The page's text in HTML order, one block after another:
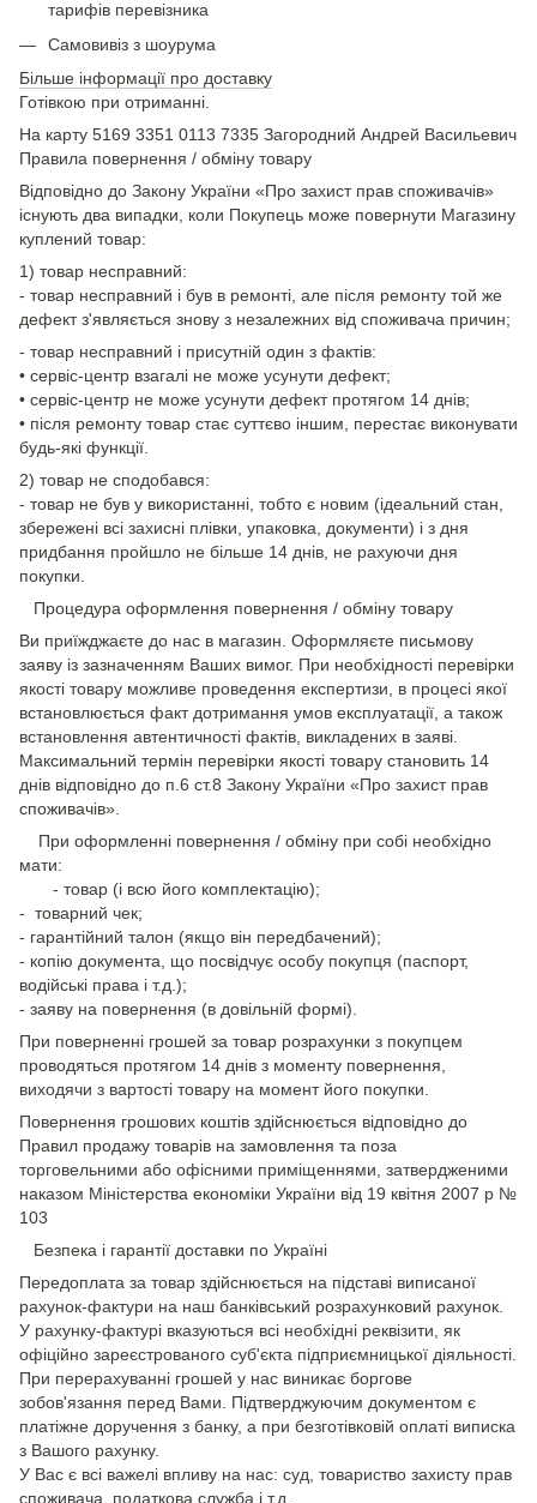
тарифів перевізника
Самовивіз з шоурума
Більше інформації про доставку
Готівкою при отриманні.
На карту 5169 3351 0113 7335 Загородний Андрей Васильевич
Правила повернення / обміну товару
Відповідно до Закону України «Про захист прав споживачів»
існують два випадки, коли Покупець може повернути Магазину
куплений товар:
1) товар несправний:
- товар несправний і був в ремонті, але після ремонту той же
дефект з'являється знову з незалежних від споживача причин;
- товар несправний і присутній один з фактів:
• сервіс-центр взагалі не може усунути дефект;
• сервіс-центр не може усунути дефект протягом 14 днів;
• після ремонту товар стає суттєво іншим, перестає виконувати
будь-які функції.
2) товар не сподобався:
- товар не був у використанні, тобто є новим (ідеальний стан,
збережені всі захисні плівки, упаковка, документи) і з дня
придбання пройшло не більше 14 днів, не рахуючи дня
покупки.
Процедура оформлення повернення / обміну товару
Ви приїжджаєте до нас в магазин. Оформляєте письмову
заяву із зазначенням Ваших вимог. При необхідності перевірки
якості товару можливе проведення експертизи, в процесі якої
встановлюється факт дотримання умов експлуатації, а також
встановлення автентичності фактів, викладених в заяві.
Максимальний термін перевірки якості товару становить 14
днів відповідно до п.6 ст.8 Закону України «Про захист прав
споживачів».
При оформленні повернення / обміну при собі необхідно
мати:
- товар (і всю його комплектацію);
- товарний чек;
- гарантійний талон (якщо він передбачений);
- копію документа, що посвідчує особу покупця (паспорт,
водійські права і т.д.);
- заяву на повернення (в довільній формі).
При поверненні грошей за товар розрахунки з покупцем
проводяться протягом 14 днів з моменту повернення,
виходячи з вартості товару на момент його покупки.
Повернення грошових коштів здійснюється відповідно до
Правил продажу товарів на замовлення та поза
торговельними або офісними приміщеннями, затвердженими
наказом Міністерства економіки України від 19 квітня 2007 р №
103
Безпека і гарантії доставки по Україні
Передоплата за товар здійснюється на підставі виписаної
рахунок-фактури на наш банківський розрахунковий рахунок.
У рахунку-фактурі вказуються всі необхідні реквізити, як
офіційно зареєстрованого суб'єкта підприємницької діяльності.
При перерахуванні грошей у нас виникає боргове
зобов'язання перед Вами. Підтверджуючим документом є
платіжне доручення з банку, а при безготівковій оплаті виписка
з Вашого рахунку.
У Вас є всі важелі впливу на нас: суд, товариство захисту прав
споживача, податкова служба і т.д.